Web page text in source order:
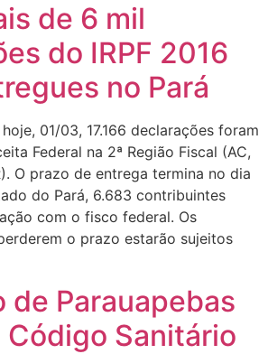
de 6 mil
do IRPF 2016
no Pará
01/03, 17.166 declarações foram
Federal na 2ª Região Fiscal (AC,
O prazo de entrega termina no dia
do Pará, 6.683 contribuintes
com o fisco federal. Os
o prazo estarão sujeitos
de Parauapebas
Código Sanitário